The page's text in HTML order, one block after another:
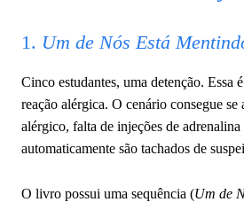
1. Um de Nós Está
Cinco estudantes, uma detenção. Essa
reação alérgica. O cenário consegue
alérgico, falta de injeções de
automaticamente são tachados de
O livro possui uma sequência (Um de